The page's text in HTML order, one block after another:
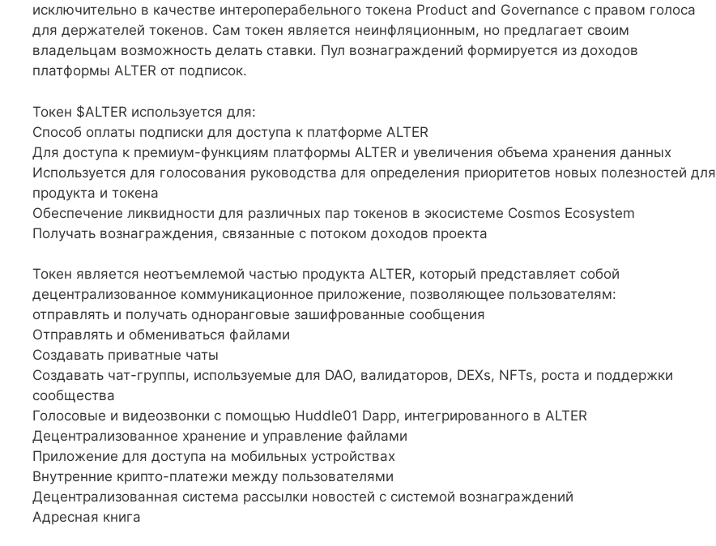
исключительно в качестве интероперабельного токена Product and Governance с правом голоса
для держателей токенов. Сам токен является неинфляционным, но предлагает своим
владельцам возможность делать ставки. Пул вознаграждений формируется из доходов
платформы ALTER от подписок.
Токен $ALTER используется для:
Способ оплаты подписки для доступа к платформе ALTER
Для доступа к премиум-функциям платформы ALTER и увеличения объема хранения данных
Используется для голосования руководства для определения приоритетов новых полезностей для
продукта и токена
Обеспечение ликвидности для различных пар токенов в экосистеме Cosmos Ecosystem
Получать вознаграждения, связанные с потоком доходов проекта
Токен является неотъемлемой частью продукта ALTER, который представляет собой
децентрализованное коммуникационное приложение, позволяющее пользователям:
отправлять и получать одноранговые зашифрованные сообщения
Отправлять и обмениваться файлами
Создавать приватные чаты
Создавать чат-группы, используемые для DAO, валидаторов, DEXs, NFTs, роста и поддержки
сообщества
Голосовые и видеозвонки с помощью Huddle01 Dapp, интегрированного в ALTER
Децентрализованное хранение и управление файлами
Приложение для доступа на мобильных устройствах
Внутренние крипто-платежи между пользователями
Децентрализованная система рассылки новостей с системой вознаграждений
Адресная книга